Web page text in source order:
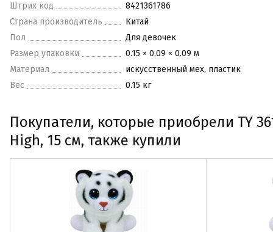
Штрих код
8421361786
Страна производитель
Китай
Пол
Для девочек
Размер упаковки
0.15 × 0.09 × 0.09 м
Материал
искусственный мех, пластик
Вес
0.15 кг
Покупатели, которые приобрели TY
High, 15 см, также купили